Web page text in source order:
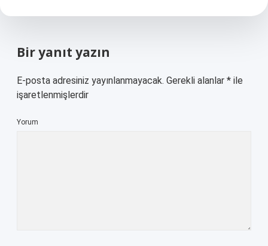
Bir yanıt yazın
E-posta adresiniz yayınlanmayacak. Gerekli alanlar * ile
işaretlenmişlerdir
Yorum